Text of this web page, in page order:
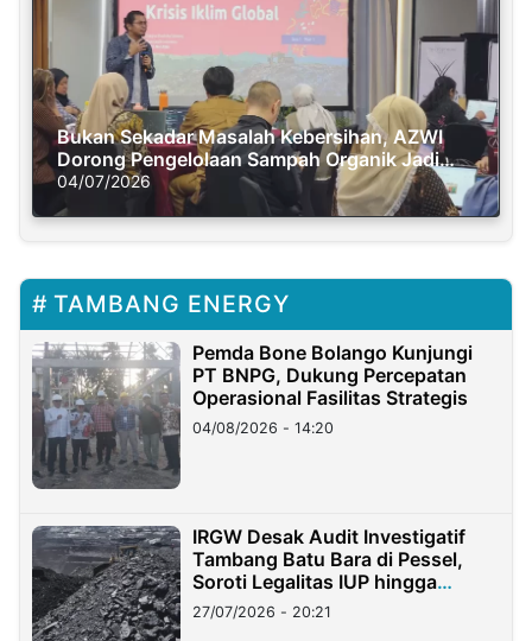
Bukan Sekadar Masalah Kebersihan, AZWI
Dorong Pengelolaan Sampah Organik Jadi
Solusi Krisis Iklim
04/07/2026
TAMBANG ENERGY
Pemda Bone Bolango Kunjungi
PT BNPG, Dukung Percepatan
Operasional Fasilitas Strategis
04/08/2026 - 14:20
IRGW Desak Audit Investigatif
Tambang Batu Bara di Pessel,
Soroti Legalitas IUP hingga
Stockpile
27/07/2026 - 20:21